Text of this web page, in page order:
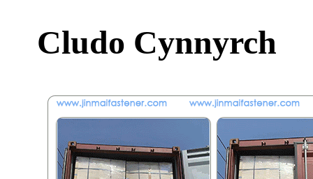
Cludo Cynnyrch